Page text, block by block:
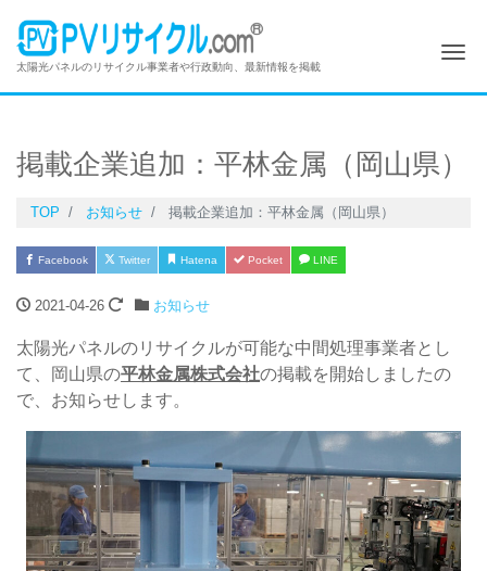
太陽光パネルのリサイクル事業者や行政動向、最新情報を掲載
掲載企業追加：平林金属（岡山県）
TOP お知らせ 掲載企業追加：平林金属（岡山県）
Facebook Twitter Hatena Pocket LINE
2021-04-26 お知らせ
太陽光パネルのリサイクルが可能な中間処理事業者とし
て、岡山県の平林金属株式会社の掲載を開始しましたの
で、お知らせします。